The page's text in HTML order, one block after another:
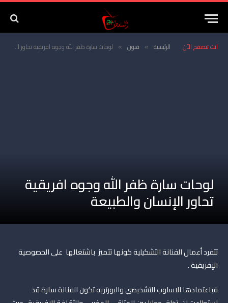
انت تتصفح الأن الرئيسية » فنون » لوحات سارة ظفر الله وجوه افريقية تحاور الإنسان والطبيعة
لوحات سارة ظفر الله وجوه افريقية
تحاور الإنسان والطبيعة
تتفرد أعمال الفنانة التشكيلية كونها تتميز باشتغالها على الخصوصية
الإفريقية .
فباعتمادها الاسلوب التشخيصي والبورتريه تكون الفنانة سارة قد